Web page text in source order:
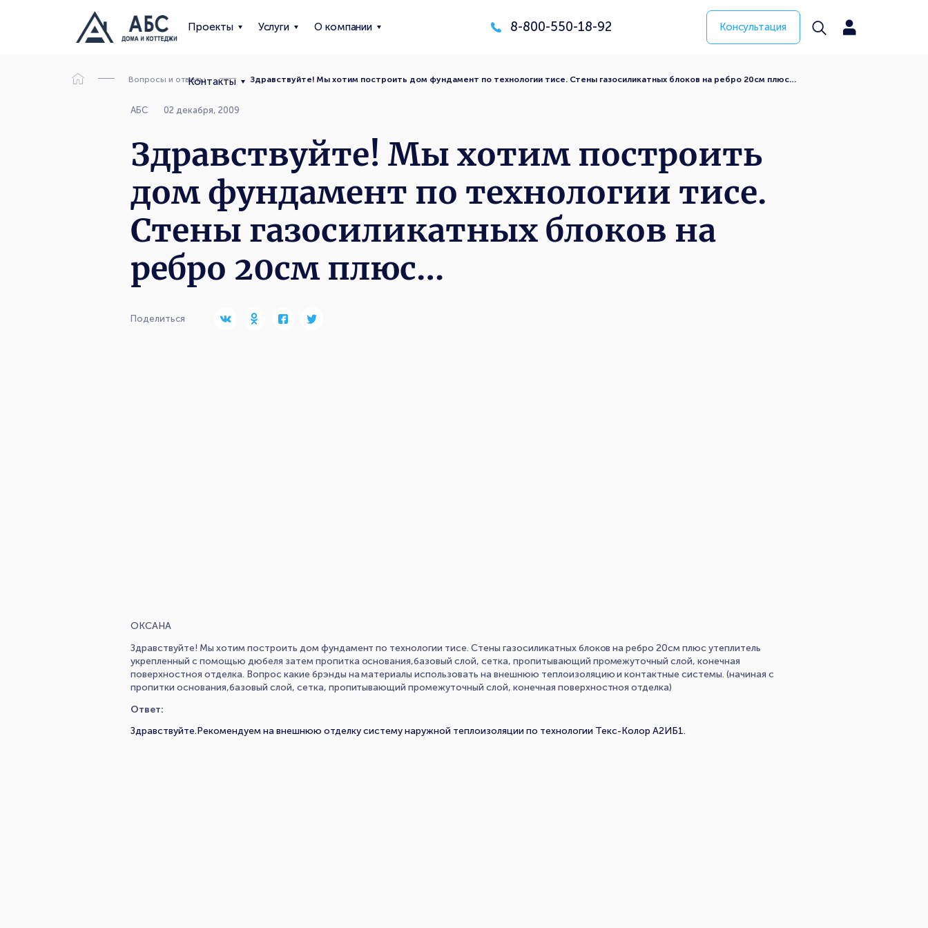
Проекты Услуги О компании
Контакты
8-800-550-18-92 Консультация
Вопросы и ответы Здравствуйте! Мы хотим построить дом фундамент по технологии тисе. Стены газосиликатных блоков на ребро 20см плюс…
АБС 02 декабря, 2009
Здравствуйте! Мы хотим построить
дом фундамент по технологии тисе.
Стены газосиликатных блоков на
ребро 20см плюс…
Поделиться
ОКСАНА
Здравствуйте! Мы хотим построить дом фундамент по технологии тисе. Стены газосиликатных блоков на ребро 20см плюс утеплитель
укрепленный с помощью дюбеля затем пропитка основания,базовый слой, сетка, пропитывающий промежуточный слой, конечная
поверхностноя отделка. Вопрос какие брэнды на материалы использовать на внешнюю теплоизоляцию и контактные системы. (начиная с
пропитки основания,базовый слой, сетка, пропитывающий промежуточный слой, конечная поверхностноя отделка)
Ответ:
Здравствуйте.Рекомендуем на внешнюю отделку систему наружной теплоизоляции по технологии Текс-Колор А2ИБ1.